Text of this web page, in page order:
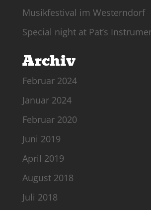
Musikfestival im Westerndorf
Special night at Pat’s
Archiv
Februar 2024
Januar 2024
Februar 2020
Juni 2019
April 2019
August 2018
Juli 2018